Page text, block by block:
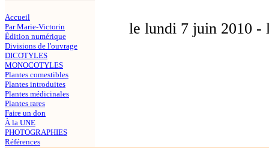
Accueil
Par Marie-Victorin
Édition numérique
Divisions de l'ouvrage
DICOTYLES
MONOCOTYLES
Plantes comestibles
Plantes introduites
Plantes médicinales
Plantes rares
Faire un don
À la UNE
PHOTOGRAPHIES
Références
le lundi 7 juin 2010 -